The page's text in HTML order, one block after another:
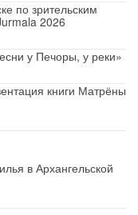
по зрительским
2026
у Печоры, у реки»
книги Матрёны
в Архангельской